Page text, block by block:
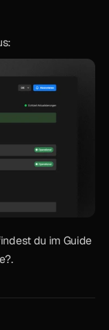
du im Guide